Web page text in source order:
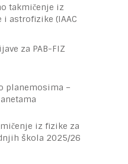
takmičenje iz
astrofizike (IAAC
za PAB-FIZ
planemosima –
iz fizike za
škola 2025/26